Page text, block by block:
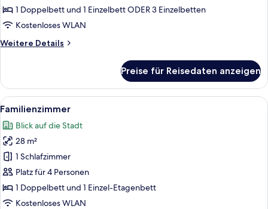
1 Doppelbett und 1 Einzelbett ODER 3 Einzelbetten
Kostenloses WLAN
Weitere Details
Weitere
Preise für Reisedaten anzeigen
Alle
Fotos
für
Familienzimmer
anzeigen
Familienzimmer | Zimmersafe,
14
Familienzimmer
Blick auf die Stadt
28 m²
1 Schlafzimmer
Platz für 4 Personen
1 Doppelbett und 1 Einzel-Etagenbett
Kostenloses WLAN